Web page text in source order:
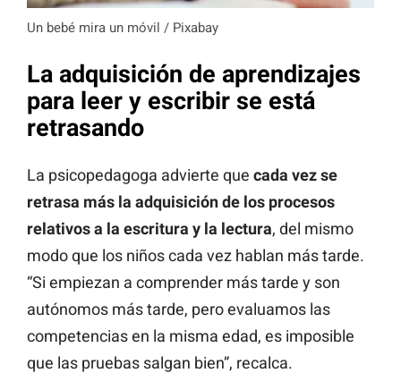
Un bebé mira un móvil / Pixabay
La adquisición de aprendizajes
para leer y escribir se está
retrasando
La psicopedagoga advierte que cada vez se
retrasa más la adquisición de los procesos
relativos a la escritura y la lectura, del mismo
modo que los niños cada vez hablan más tarde.
“Si empiezan a comprender más tarde y son
autónomos más tarde, pero evaluamos las
competencias en la misma edad, es imposible
que las pruebas salgan bien”, recalca.